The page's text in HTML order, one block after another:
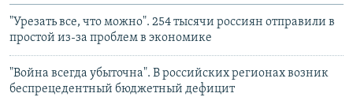
"Урезать все, что можно". 254 тысячи россиян отправили в
простой из-за проблем в экономике
"Война всегда убыточна". В российских регионах возник
беспрецедентный бюджетный дефицит